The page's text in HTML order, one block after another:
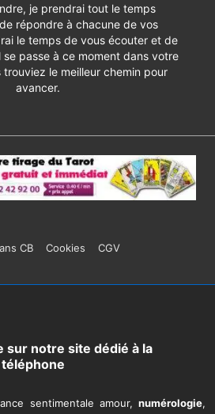
je prendrai tout le temps
répondre à chacune de vos
le temps de vous écouter et de
se passe à ce moment dans votre
le meilleur chemin pour
avancer.
CB Cookies CGV
sur notre site dédié à la
sentimentale amour,numérologie,